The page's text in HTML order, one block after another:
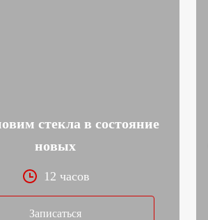
стекла в состояние
новых
12 часов
Записаться